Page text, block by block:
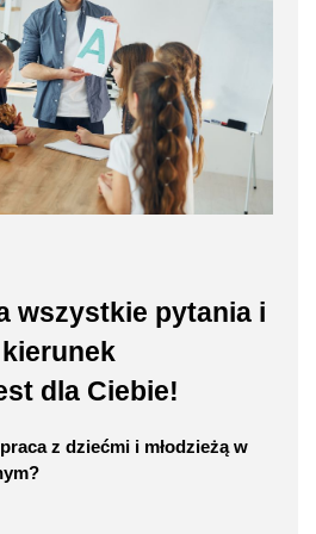
wszystkie pytania i
dla Ciebie!
z dziećmi i młodzieżą w